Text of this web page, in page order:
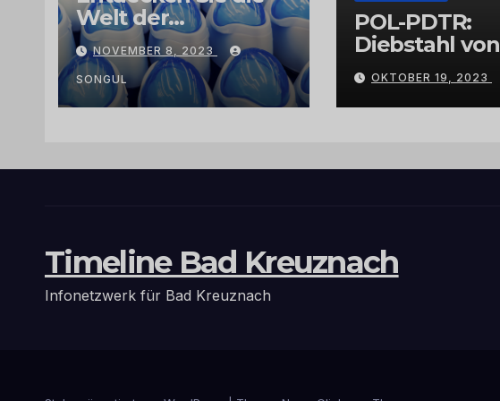
Welt der
Exklusivität:
Arganöl,
Kaktusfeigenkernöl
und
vertrauenswürdige
NOVEMBER 8, 2023
SONGUL
POL-PDTR:
Diebstahl von
Grabschmuck
OKTOBER 19, 2023
Timeline Bad Kreuznach
Infonetzwerk für Bad Kreuznach